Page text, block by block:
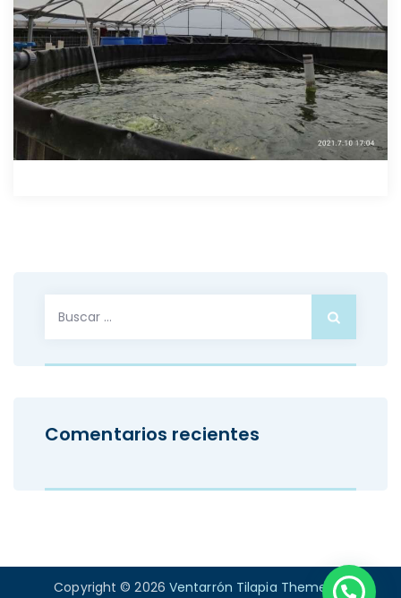
Comentarios recientes
Copyright © 2026 Ventarrón Tilapia Theme . All